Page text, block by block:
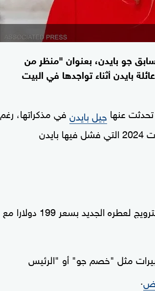
جو بايدن، بعنوان "منظر من
بايدن أثناء تواجدها في البيت
عنها جيل بايدن في مذكراتها، رغم
أن بعض الديمقراطيين غير راضين عن إعادة فتحها لملف انتخابات 2024 التي فشل فيها بايدن
لصورة تجمعه بها للترويج لعطره الجديد بسعر 199 دولارا مع
مثل "خصم جو" أو "الرئيس